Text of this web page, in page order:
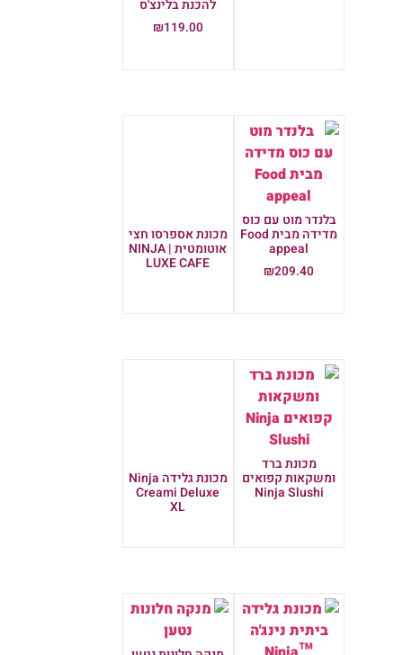
להכנת בלינצ'ס
₪119.00
בלנדר מוט עם כוס
מדידה מבית Food
appeal
₪209.40
מכונת אספרסו חצי
אוטומטית | NINJA
LUXE CAFE
מכונת ברד
ומשקאות קפואים
Ninja Slushi
מכונת גלידה Ninja
Creami Deluxe
XL